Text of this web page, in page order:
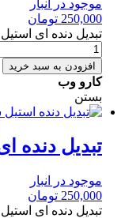
موجود در انبار
250,000 تومان
تبدیل دنده ای استیل سایز 1/2 * 1
افزودن به سبد خرید
کارو وب
بستن
تبدیل دنده ای
موجود در انبار
250,000 تومان
تبدیل دنده ای استیل سایز 3/4 * 1